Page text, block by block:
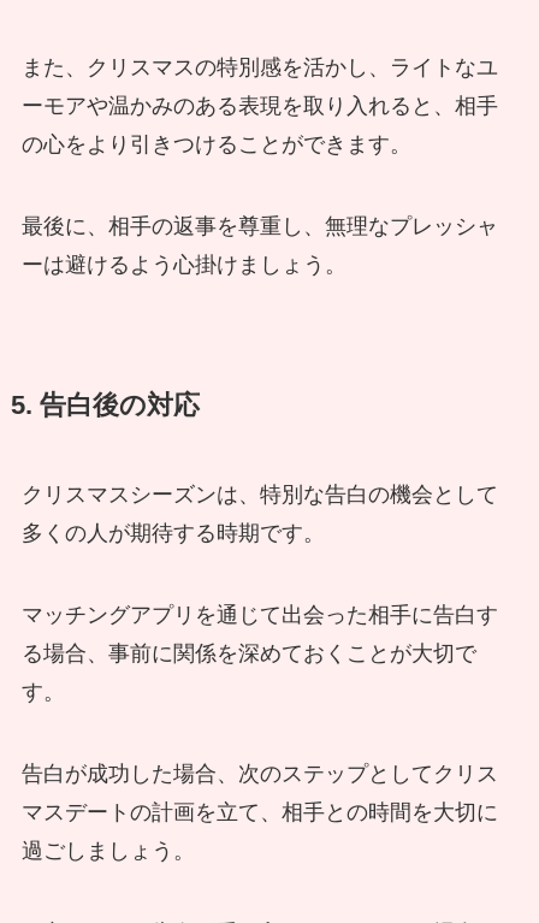
また、クリスマスの特別感を活かし、ライトなユ
ーモアや温かみのある表現を取り入れると、相手
の心をより引きつけることができます。
最後に、相手の返事を尊重し、無理なプレッシャ
ーは避けるよう心掛けましょう。
5. 告白後の対応
クリスマスシーズンは、特別な告白の機会として
多くの人が期待する時期です。
マッチングアプリを通じて出会った相手に告白す
る場合、事前に関係を深めておくことが大切で
す。
告白が成功した場合、次のステップとしてクリス
マスデートの計画を立て、相手との時間を大切に
過ごしましょう。